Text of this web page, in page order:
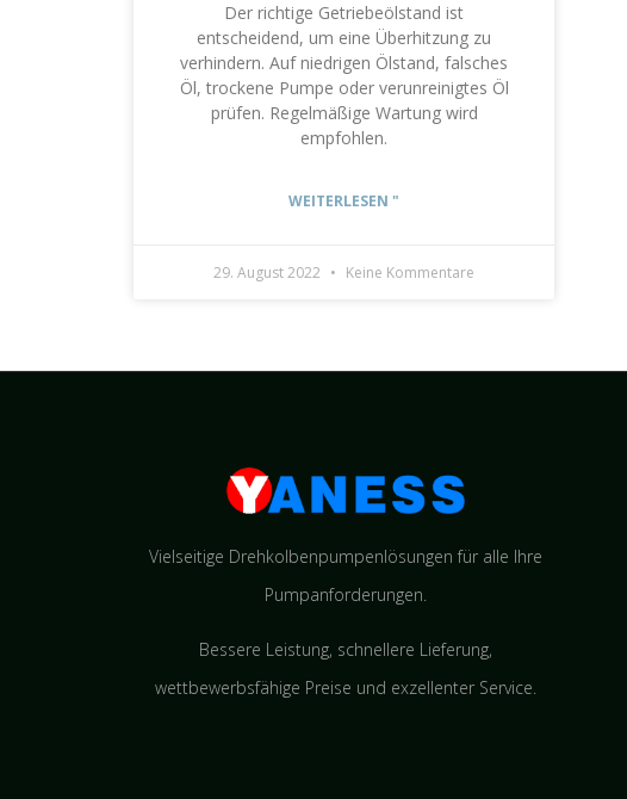
Der richtige Getriebeölstand ist
entscheidend, um eine Überhitzung zu
verhindern. Auf niedrigen Ölstand, falsches
Öl, trockene Pumpe oder verunreinigtes Öl
prüfen. Regelmäßige Wartung wird
empfohlen.
WEITERLESEN "
29. August 2022 Keine Kommentare
Vielseitige Drehkolbenpumpenlösungen für alle Ihre
Pumpanforderungen.
Bessere Leistung, schnellere Lieferung,
wettbewerbsfähige Preise und exzellenter Service.